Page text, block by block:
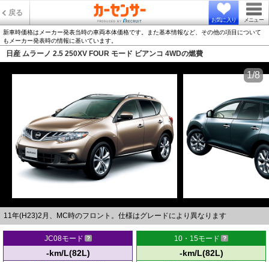
戻る
お気に入り メニュー
新車時価格はメーカー発表当時の車両本体価格です。また基本情報など、その他の項目について
もメーカー発表時の情報に基いています。
日産 ムラーノ 2.5 250XV FOUR モード ビアンコ 4WDの燃費
11年(H23)2月、MC時のフロント。仕様はグレードにより異なります
1/8
JC08モード
-km/L(82L)
10・15モード
-km/L(82L)